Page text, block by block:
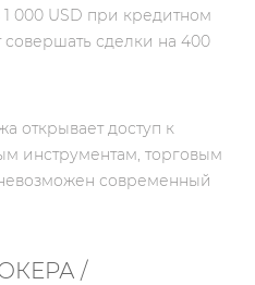
000 USD при кредитном
сделки на 400
открывает доступ к
инструментам, торговым
современный
/